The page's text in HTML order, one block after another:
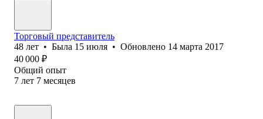
Торговый представитель
48 лет • Была 15 июля • Обновлено 14 марта 2017
40 000 ₽
Общий опыт
7 лет 7 месяцев